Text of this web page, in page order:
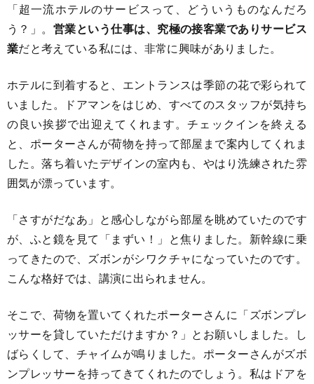
「超一流ホテルのサービスって、どういうものなんだろ
う？」。 営業という仕事は、究極の接客業でありサービス
業だと考えている私には、非常に興味がありました。
ホテルに到着すると、エントランスは季節の花で彩られて
いました。ドアマンをはじめ、すべてのスタッフが気持ち
の良い挨拶で出迎えてくれます。チェックインを終える
と、ポーターさんが荷物を持って部屋まで案内してくれま
した。落ち着いたデザインの室内も、やはり洗練された雰
囲気が漂っています。
「さすがだなあ」と感心しながら部屋を眺めていたのです
が、ふと鏡を見て「まずい！」と焦りました。新幹線に乗
ってきたので、ズボンがシワクチャになっていたのです。
こんな格好では、講演に出られません。
そこで、荷物を置いてくれたポーターさんに「ズボンプレ
ッサーを貸していただけますか？」とお願いしました。し
ばらくして、チャイムが鳴りました。ポーターさんがズボ
ンプレッサーを持ってきてくれたのでしょう。私はドアを